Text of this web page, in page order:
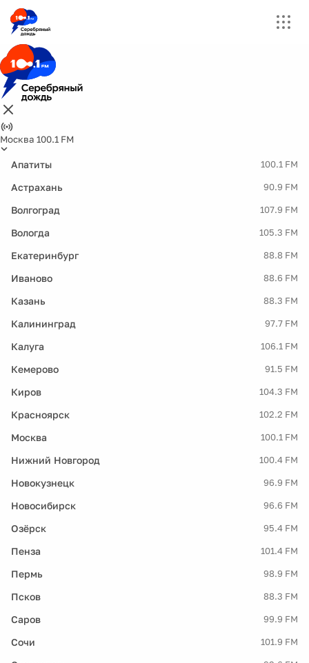
Москва 100.1 FM
Апатиты 100.1 FM
Астрахань 90.9 FM
Волгоград 107.9 FM
Вологда 105.3 FM
Екатеринбург 88.8 FM
Иваново 88.6 FM
Казань 88.3 FM
Калининград 97.7 FM
Калуга 106.1 FM
Кемерово 91.5 FM
Киров 104.3 FM
Красноярск 102.2 FM
Москва 100.1 FM
Нижний Новгород 100.4 FM
Новокузнецк 96.9 FM
Новосибирск 96.6 FM
Озёрск 95.4 FM
Пенза 101.4 FM
Пермь 98.9 FM
Псков 88.3 FM
Саров 99.9 FM
Сочи 101.9 FM